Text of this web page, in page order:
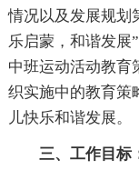
情况以及发展规划
乐启蒙，和谐发展
中班运动活动教育
织实施中的教育策
儿快乐和谐发展。
三、工作目标